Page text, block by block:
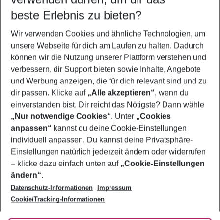
5-8 Nächte
2 Erwachsene Keine Kinder
Mehr Filter anzeigen
Footer
Footer navigation
Über uns
AGB
Bestpreisgarantie
Cookie-Einstellungen ändern
Cookie-Richtlinie
Agenturbetreuung
Barrierefreies Reisen
Folge uns
beste Erlebnis zu bieten?
Wir verwenden Cookies und ähnliche Technologien, um
unsere Webseite für dich am Laufen zu halten. Dadurch
können wir die Nutzung unserer Plattform verstehen und
verbessern, dir Support bieten sowie Inhalte, Angebote
und Werbung anzeigen, die für dich relevant sind und zu
dir passen. Klicke auf „Alle akzeptieren“, wenn du
einverstanden bist. Dir reicht das Nötigste? Dann wähle
„Nur notwendige Cookies“. Unter „Cookies
anpassen“ kannst du deine Cookie-Einstellungen
individuell anpassen. Du kannst deine Privatsphäre-
Einstellungen natürlich jederzeit ändern oder widerrufen
– klicke dazu einfach unten auf „Cookie-Einstellungen
ändern“.
Datenschutz-Informationen
Impressum
Cookie/Tracking-Informationen